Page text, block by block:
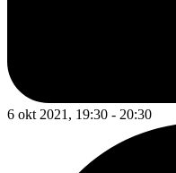
6 okt 2021, 19:30 - 20:30